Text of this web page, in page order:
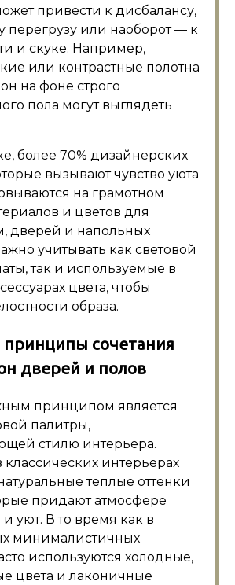
привести к дисбалансу,
перегрузу или наоборот — к
и скуке. Например,
или контрастные полотна
на фоне строго
пола могут выглядеть
более 70% дизайнерских
вызывают чувство уюта
на грамотном
и цветов для
дверей и напольных
учитывать как световой
так и используемые в
цвета, чтобы
образа.
сочетания
дверей и полов
принципом является
палитры,
стилю интерьера.
интерьерах
теплые оттенки
придают атмосфере
и уют. В то время как в
минималистичных
используются холодные,
цвета и лаконичные